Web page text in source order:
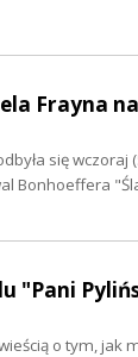
Frayna
się wczoraj
Bonhoeffera
"Pani
o tym, jak